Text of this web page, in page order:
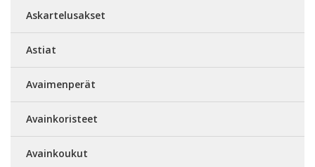
Askartelusakset
Astiat
Avaimenperät
Avainkoristeet
Avainkoukut